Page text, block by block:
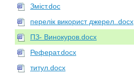
Зміст.doc
перелік використ джерел..docx
ПЗ- Винокуров.docx
Реферат.docx
титул.docx